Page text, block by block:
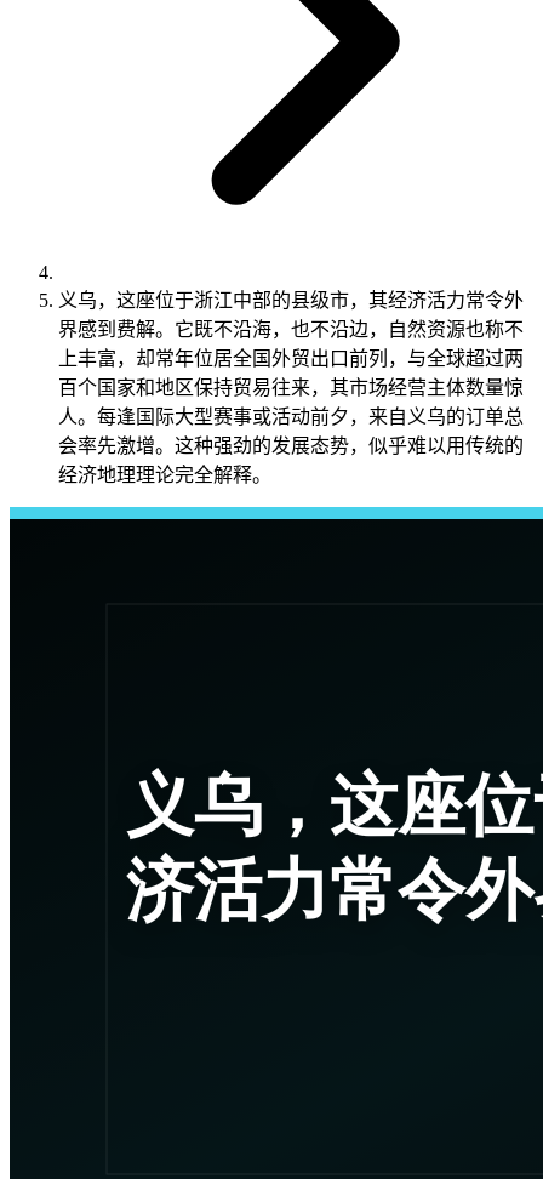
义乌，这座位于浙江中部的县级市，其经济活力常令外
界感到费解。它既不沿海，也不沿边，自然资源也称不
上丰富，却常年位居全国外贸出口前列，与全球超过两
百个国家和地区保持贸易往来，其市场经营主体数量惊
人。每逢国际大型赛事或活动前夕，来自义乌的订单总
会率先激增。这种强劲的发展态势，似乎难以用传统的
经济地理理论完全解释。